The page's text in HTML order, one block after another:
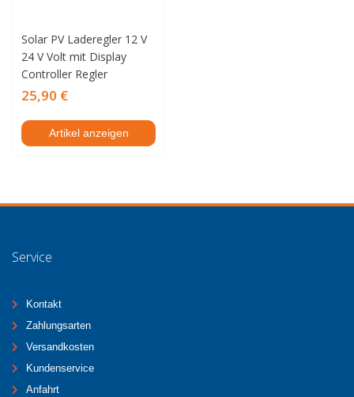
Solar PV Laderegler 12 V
24 V Volt mit Display
Controller Regler
25,90 €
Artikel anzeigen
Service
Kontakt
Zahlungsarten
Versandkosten
Kundenservice
Anfahrt